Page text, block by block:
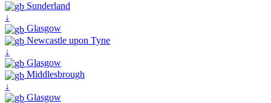
Sunderland
↓
Glasgow
Newcastle upon Tyne
↓
Glasgow
Middlesbrough
↓
Glasgow